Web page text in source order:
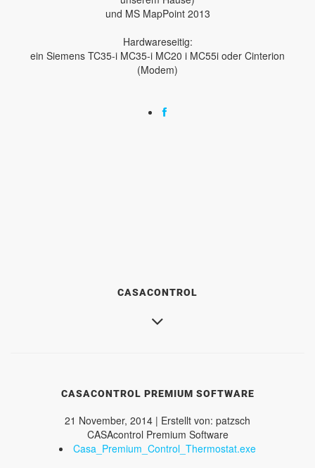
und MS MapPoint 2013
Hardwareseitig:
ein Siemens TC35-i MC35-i MC20 i MC55i oder Cinterion
(Modem)
CASACONTROL
CASACONTROL PREMIUM SOFTWARE
21 November, 2014 | Erstellt von: patzsch
CASAcontrol Premium Software
Casa_Premium_Control_Thermostat.exe